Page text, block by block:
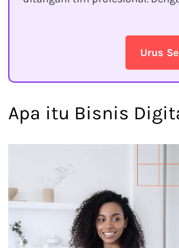
Urus
Apa itu Bisnis